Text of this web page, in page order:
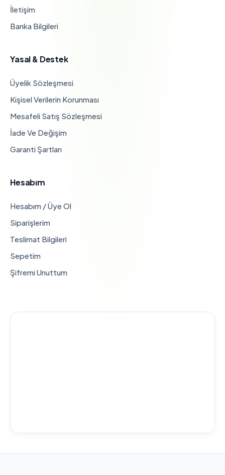
İletişim
Banka Bilgileri
Yasal & Destek
Üyelik Sözleşmesi
Kişisel Verilerin Korunması
Mesafeli Satış Sözleşmesi
İade Ve Değişim
Garanti Şartları
Hesabım
Hesabım / Üye Ol
Siparişlerim
Teslimat Bilgileri
Sepetim
Şifremi Unuttum